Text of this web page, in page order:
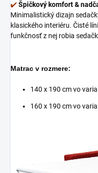
✔️Špičkový komfort &
Minimalistický dizajn
klasického interiéru. Čisté
funkčnosť z nej robia
Matrac v rozmere:
140 x 190 cm vo
160 x 190 cm vo